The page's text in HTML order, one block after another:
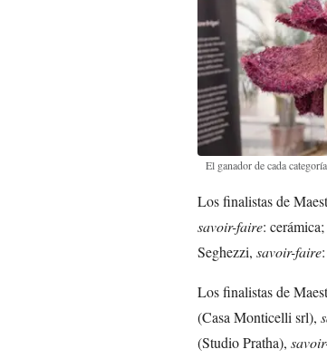
El ganador de cada
Los finalistas de
savoir-faire:
Seghezzi, savoir-faire
Los finalistas de
(Casa Monticelli srl),
(Studio Pratha),